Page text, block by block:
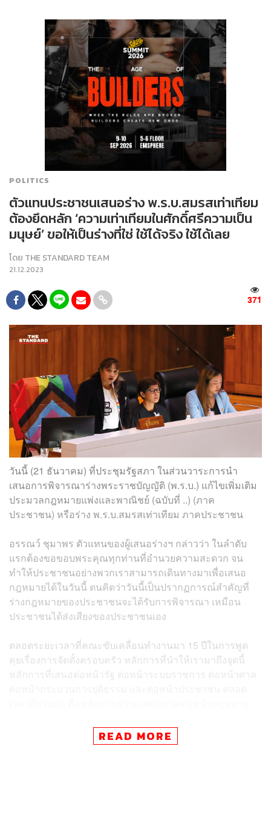
POLITICS
ตัวแทนประชาชนเสนอร่าง พ.ร.บ.สมรสเท่าเทียม
ต้องยึดหลัก ‘ความเท่าเทียมในศักดิ์ศรีความเป็น
มนุษย์’ ขอให้เป็นร่างที่ใช่ ใช้ได้จริง ใช้ได้เลย
โดย THE STANDARD TEAM
21.12.2023
371
วันนี้ (21 ธันวาคม) ที่ประชุมรัฐสภา ในส่วนวาระการนำ
เสนอการพิจารณาร่างพระราชบัญญัติ (พ.ร.บ.) แก้ไขเพิ่มเติม
ประมวลกฎหมายแพ่งและพาณิชย์ (ฉบับที่ ..) (ภาค
ประชาชน) หรือร่าง พ.ร.บ.สมรสเท่าเทียม ภาคประชาชน
อรรณว์ ชุมาพร ตัวแทนของผู้เสนอร่างฯ กล่าวว่า ในลำดับ
แรกต้องขอขอบพระคุณทุกท่านที่อำนวยความสะดวก จน
ทำให้ประชาชนอย่างพวกเราสามารถเดินทางมาเพื่อเสนอ
กฎหมายได้ในวันนี้ ตนคิดว่าวันนี้เป็นปรากฏการณ์สำคัญที่
ร่างกฎหมายของประชาชนจะได้รับการพิจารณา เหมือน
ประชาชนได้ส่งเสียงของประชาชนเอง
ตลอดระยะเวลาที่คณะขับเคลื่อนทำงานมา 15 ปีในการพูด
คุยเรื่องการจัดตั้งครอบครัว หลักการที่นำให้เรามาถึงจุดนี้
หลักการที่เสนอต่อหน้ารัฐ ต่อหน้าระบบราชการ ต่อหน้าศาล
อรรณว์ได้ยกวิทยานิพนธ์ของ ชวินโรจน์ ธีรพัชรพร มานำ
เสนอต่อที่ประชุม พร้อมระบุว่า วิทยานิพนธ์เล่มนี้เขียนมา
READ MORE